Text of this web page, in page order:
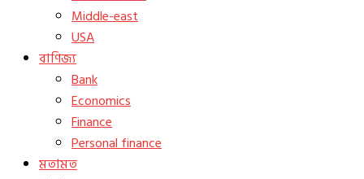
Middle-east
USA
বাণিজ্য
Bank
Economics
Finance
Personal finance
মতামত